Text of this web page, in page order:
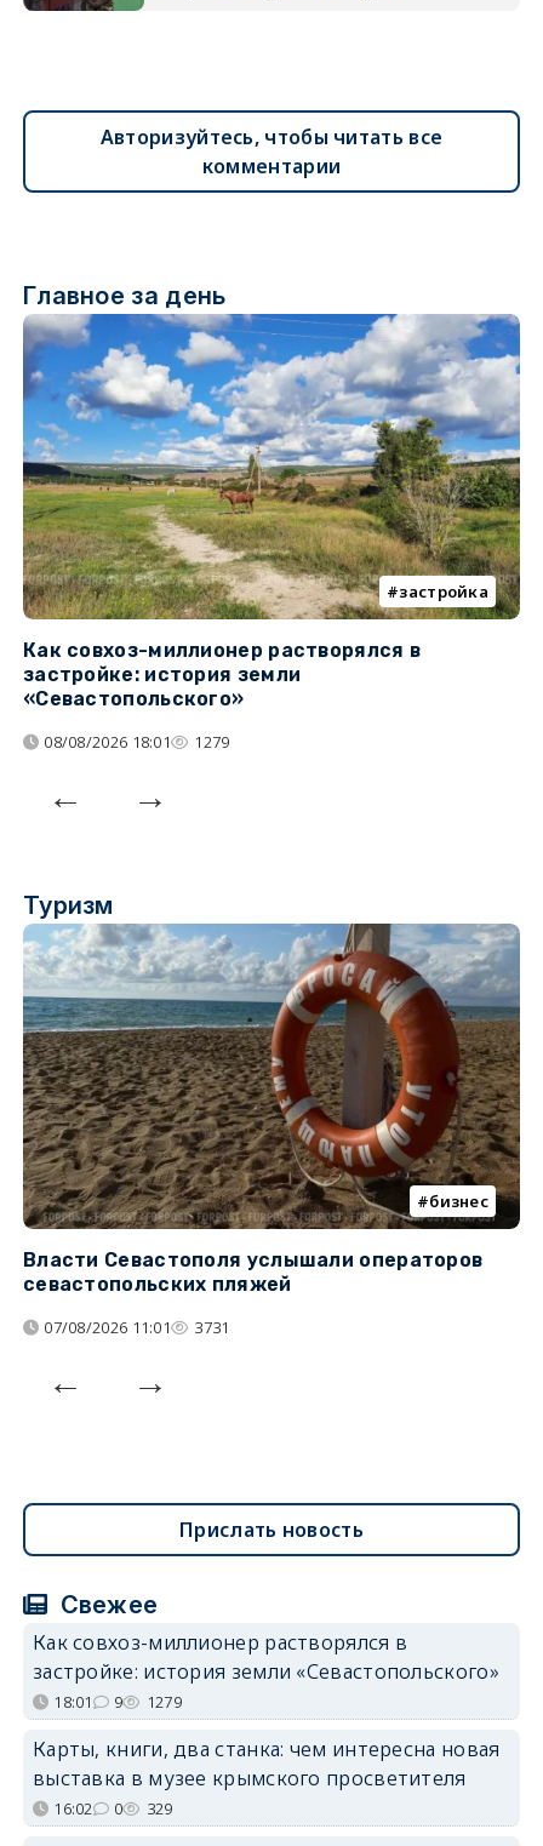
Авторизуйтесь, чтобы читать все
комментарии
Главное за день
застройка
Как совхоз-миллионер растворялся в
застройке: история земли
«Севастопольского»
08/08/2026 18:01 1279
Туризм
бизнес
Власти Севастополя услышали операторов
севастопольских пляжей
07/08/2026 11:01 3731
Прислать новость
Свежее
Как совхоз-миллионер растворялся в
застройке: история земли «Севастопольского»
18:01 9 1279
Карты, книги, два станка: чем интересна новая
выставка в музее крымского просветителя
16:02 0 329